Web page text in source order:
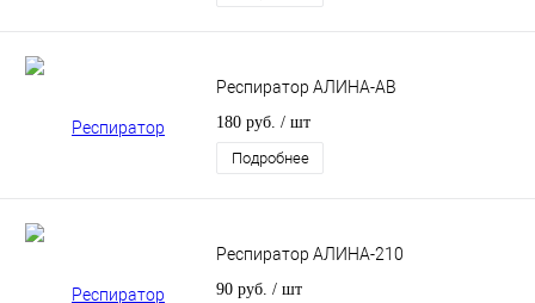
Респиратор АЛИНА-АВ
180 руб. / шт
Подробнее
Респиратор АЛИНА-210
90 руб. / шт